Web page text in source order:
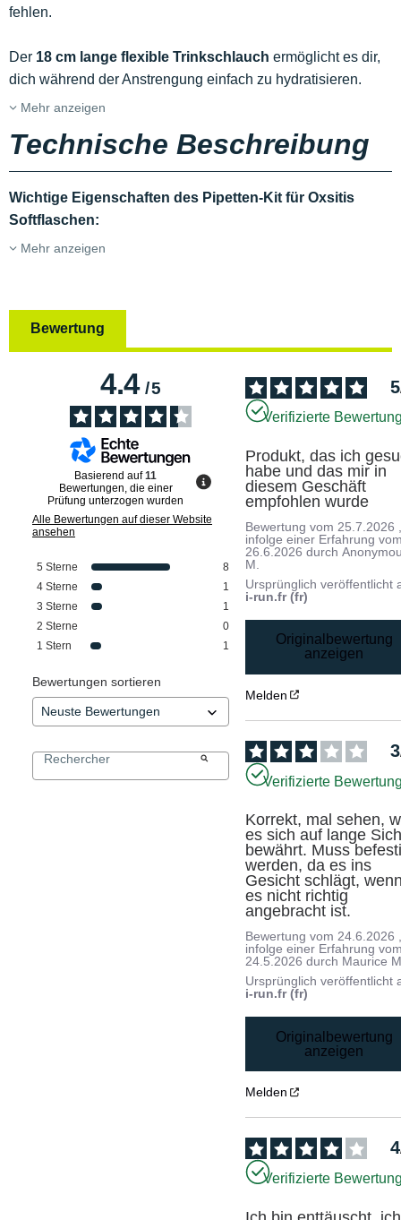
fehlen.
Der 18 cm lange flexible Trinkschlauch ermöglicht es dir,
dich während der Anstrengung einfach zu hydratisieren.
Mehr anzeigen
Technische Beschreibung
Wichtige Eigenschaften des Pipetten-Kit für Oxsitis
Softflaschen:
Mehr anzeigen
Bewertung
4.4/5
Basierend auf11
Bewertungen, die einer
Prüfung unterzogen wurden
Alle Bewertungen auf dieser Website
ansehen
5 Sterne
8
4 Sterne
1
3 Sterne
1
2 Sterne
0
1 Stern 1
Bewertungen sortieren
5
Verifizierte
Produkt, das ich
habe und das mir in
diesem Geschäft
empfohlen wurde
Bewertung vom 25.7.2026
infolge einer Erfahrung
26.6.2026 durch
M.
Ursprünglich veröffentlicht
i-run.fr (fr)
Originalbewertung
anzeigen
Melden
3
Verifizierte
Korrekt, mal sehen,
es sich auf lange
bewährt. Muss
werden, da es ins
Gesicht schlägt,
es nicht richtig
angebracht ist.
Bewertung vom 24.6.2026
infolge einer Erfahrung
24.5.2026 durch Maurice
Ursprünglich veröffentlicht
i-run.fr (fr)
Originalbewertung
anzeigen
Melden
4
Verifizierte